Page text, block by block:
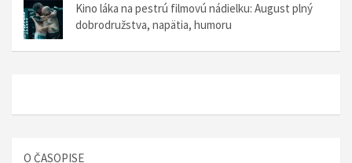
k
Kino láka na pestrú filmovú nádielku: August plný
dobrodružstva, napätia, humoru
O ČASOPISE